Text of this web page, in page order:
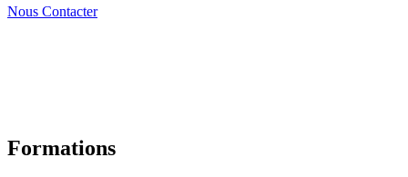
Nous Contacter
Formations